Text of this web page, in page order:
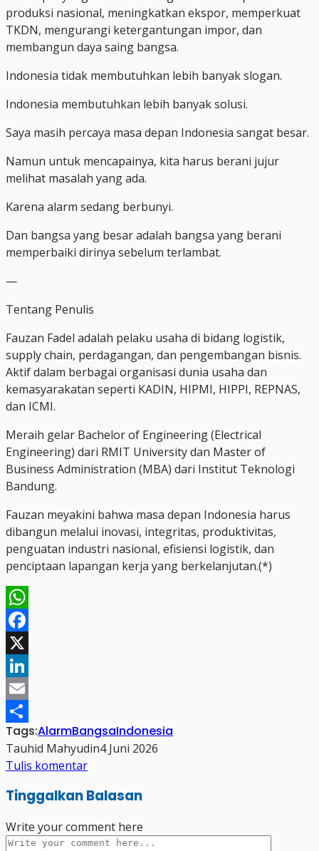
produksi nasional, meningkatkan ekspor, memperkuat
TKDN, mengurangi ketergantungan impor, dan
membangun daya saing bangsa.
Indonesia tidak membutuhkan lebih banyak slogan.
Indonesia membutuhkan lebih banyak solusi.
Saya masih percaya masa depan Indonesia sangat besar.
Namun untuk mencapainya, kita harus berani jujur
melihat masalah yang ada.
Karena alarm sedang berbunyi.
Dan bangsa yang besar adalah bangsa yang berani
memperbaiki dirinya sebelum terlambat.
—
Tentang Penulis
Fauzan Fadel adalah pelaku usaha di bidang logistik,
supply chain, perdagangan, dan pengembangan bisnis.
Aktif dalam berbagai organisasi dunia usaha dan
kemasyarakatan seperti KADIN, HIPMI, HIPPI, REPNAS,
dan ICMI.
Meraih gelar Bachelor of Engineering (Electrical
Engineering) dari RMIT University dan Master of
Business Administration (MBA) dari Institut Teknologi
Bandung.
Fauzan meyakini bahwa masa depan Indonesia harus
dibangun melalui inovasi, integritas, produktivitas,
penguatan industri nasional, efisiensi logistik, dan
penciptaan lapangan kerja yang berkelanjutan.(*)
WhatsApp
Facebook
X
LinkedIn
Email
Share
Tags:AlarmBangsaIndonesia
Tauhid Mahyudin4 Juni 2026
Tulis komentar
Tinggalkan Balasan
Write your comment here